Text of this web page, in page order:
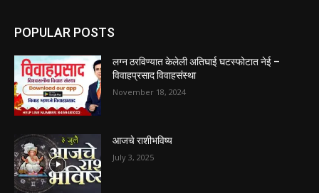
POPULAR POSTS
लग्न ठरविण्यात केलेली अतिघाई घटस्फोटात नेई –
विवाहप्रसाद विवाहसंस्था
November 18, 2024
आजचे राशीभविष्य
July 3, 2025